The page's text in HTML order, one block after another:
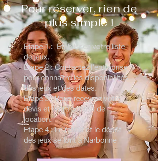
Pour réserver, rien de
plus simple !
Etape 1 : Etablissez votre liste
de jeux.
Etape 2 : Contactez l’entreprise
pour connaître les disponibilités
des jeux et des dates.
Etape 3 : Vous recevrez votre
devis et votre contrat de
location.
Etape 4 : Le retrait et le dépôt
des jeux se font à Narbonne